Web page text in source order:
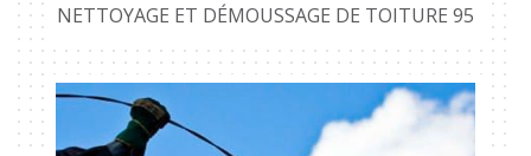
NETTOYAGE ET DÉMOUSSAGE DE TOITURE 95